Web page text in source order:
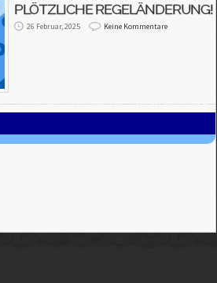
PLÖTZLICHE REGELÄNDERUNG!
26 Februar, 2025 Keine Kommentare